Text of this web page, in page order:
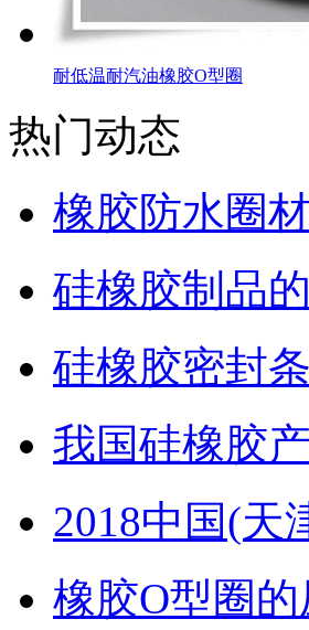
耐低温耐汽油橡胶O型圈
热门动态
橡胶防水圈
硅橡胶制品
硅橡胶密封
我国硅橡胶
2018中国(
橡胶O型圈